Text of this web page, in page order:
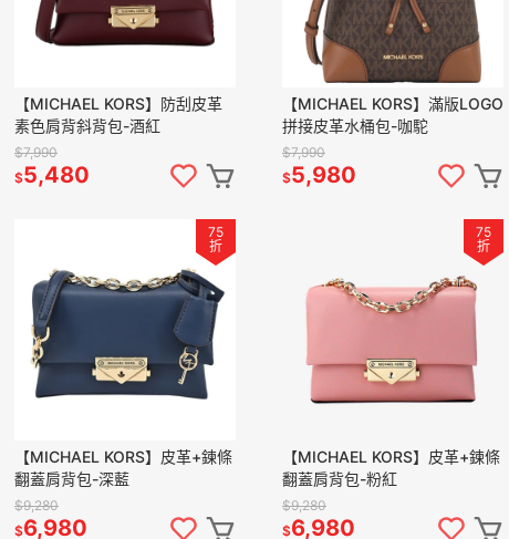
【MICHAEL KORS】防刮皮革
素色肩背斜背包-酒紅
$7,990
$5,480
【MICHAEL KORS】滿版LOGO
拼接皮革水桶包-咖駝
$7,990
$5,980
75
折
【MICHAEL KORS】皮革+鍊條
翻蓋肩背包-深藍
$9,280
$6,980
75
折
【MICHAEL KORS】皮革+鍊條
翻蓋肩背包-粉紅
$9,280
$6,980